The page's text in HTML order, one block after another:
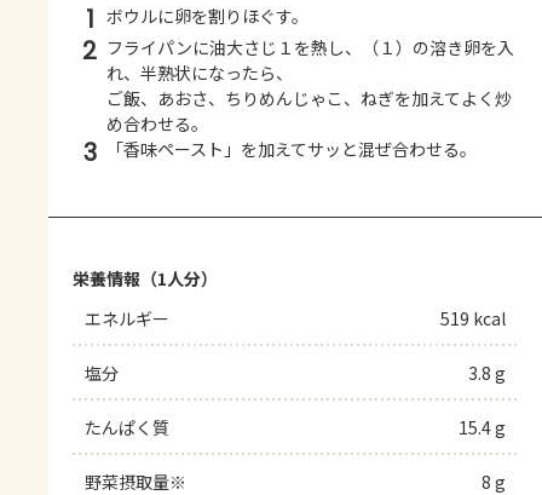
1 ボウルに卵を割りほぐす。
2 フライパンに油大さじ１を熱し、（１）の溶き卵を入
れ、半熟状になったら、
ご飯、あおさ、ちりめんじゃこ、ねぎを加えてよく炒
め合わせる。
3 「香味ペースト」を加えてサッと混ぜ合わせる。
栄養情報（1人分）
エネルギー
519 kcal
塩分 3.8 g
たんぱく質 15.4 g
野菜摂取量※ 8 g